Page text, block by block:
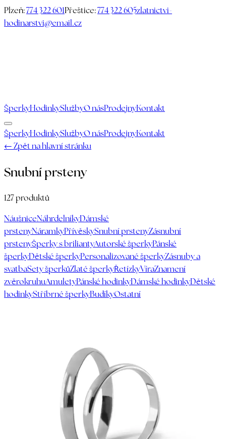
Plzeň:774 322 601Přeštice:774 322 605zlatnictvi-
hodinarstvi@email.cz
ŠperkyHodinkySlužbyO násProdejnyKontakt
ŠperkyHodinkySlužbyO násProdejnyKontakt
← Zpět na hlavní stránku
Snubní prsteny
127produktů
NáušniceNáhrdelníkyDámské
prstenyNáramkyPřívěskySnubní prstenyZásnubní
prstenyŠperky s briliantyAutorské šperkyPánské
šperkyDětské šperkyPersonalizované šperkyZásnuby a
svatbaSety šperkůZlaté šperkyŘetízkyVíraZnamení
zvěrokruhuAmuletyPánské hodinkyDámské hodinkyDětské
hodinkyStříbrné šperkyBudíkyOstatní